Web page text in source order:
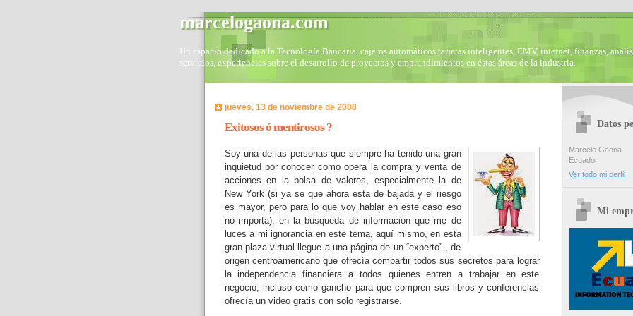
marcelogaona.com
Un espacio dedicado a la Tecnología Bancaria, cajeros automáticos,tarjetas inteligentes, EMV, internet, finanzas,
servicios, experiencias sobre el desarrollo de proyectos y emprendimientos en éstas áreas de la industria.
jueves, 13 de noviembre de 2008
Exitosos ó mentirosos ?
Soy una de las personas que siempre ha tenido una gran
inquietud por conocer como opera la compra y venta de
acciones en la bolsa de valores, especialmente la de
New York (si ya se que ahora esta de bajada y el riesgo
es mayor, pero para lo que voy hablar en este caso eso
no importa), en la búsqueda de información que me de
luces a mi ignorancia en este tema, aquí mismo, en esta
gran plaza virtual llegue a una página de un “experto” , de
origen centroamericano que ofrecía compartir todos sus secretos para lograr
la independencia financiera a todos quienes entren a trabajar en este
negocio, incluso como gancho para que compren sus libros y conferencias
ofrecía un video gratis con solo registrarse.
Datos
Marcelo Gaona
Ecuador
Ver todo mi perfil
Mi